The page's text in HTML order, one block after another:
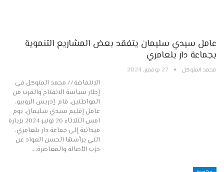
عامل سيدي سليمان يتفقد بعض المشاريع التنموية
بجماعة دار بلعامري
محمد المتوكل 27 نوفمبر, 2024
الانتفاضة // محمد المتوكل في
إطار سياسة الانفتاح والقرب من
المواطنين، قام إدريس الروبيو،
عامل إقليم سيدي سليمان، يوم
امس الثلاثاء 26 نونبر 2024 بزيارة
ميدانية إلى جماعة دار بلعامري،
التي يرأسها الحسن العواد عن
حزب الأصالة والمعاصرة.…